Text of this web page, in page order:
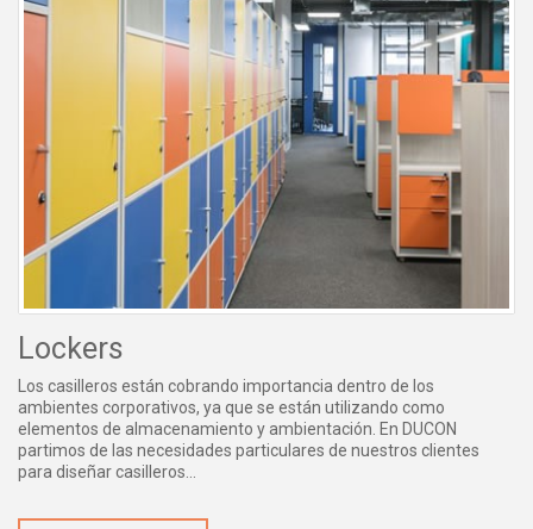
Lockers
Los casilleros están cobrando importancia dentro de los
ambientes corporativos, ya que se están utilizando como
elementos de almacenamiento y ambientación. En DUCON
partimos de las necesidades particulares de nuestros clientes
para diseñar casilleros...